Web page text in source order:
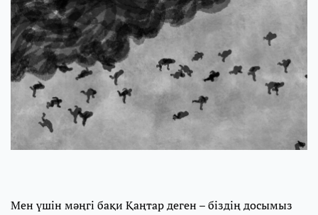
Мен үшін мәңгі бақи Қаңтар деген – біздің досымыз